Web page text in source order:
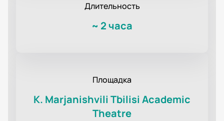
Длительность
~ 2 часа
Площадка
K. Marjanishvili Tbilisi Academic
Theatre